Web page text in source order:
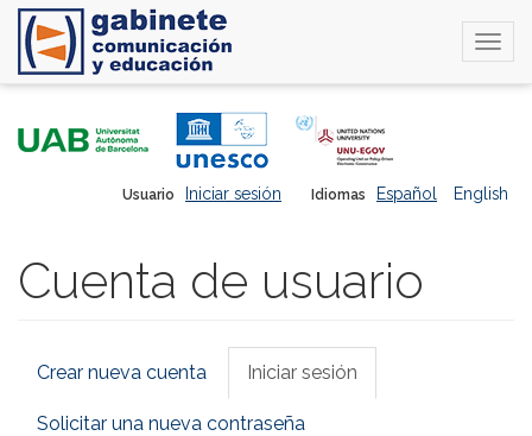
Idiomas Español English
Usuario Iniciar sesión
Cuenta de usuario
Solapas
Crear nueva cuenta Iniciar sesión
activa)
Solicitar una nueva contraseña